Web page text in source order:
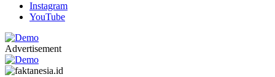
Instagram
YouTube
Advertisement